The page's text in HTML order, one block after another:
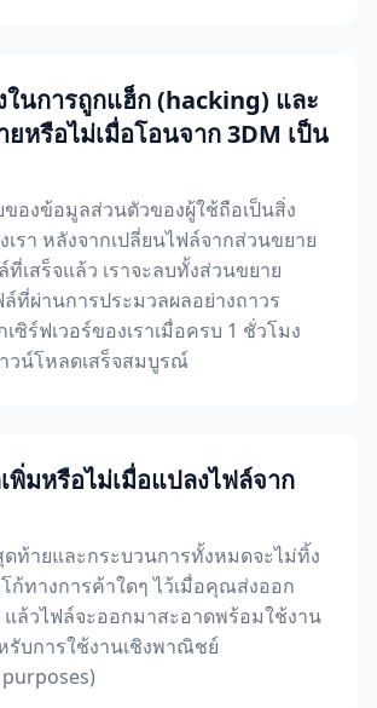
ในการถูกแฮ็ก (hacking) และ
หรือไม่เมื่อโอนจาก 3DM เป็น
องข้อมูลส่วนตัวของผู้ใช้ถือเป็นสิ่ง
รา หลังจากเปลี่ยนไฟล์จากส่วนขยาย
ที่เสร็จแล้ว เราจะลบทั้งส่วนขยาย
ที่ผ่านการประมวลผลอย่างถาวร
เซิร์ฟเวอร์ของเราเมื่อครบ 1 ชั่วโมง
วน์โหลดเสร็จสมบูรณ์
พิ่มหรือไม่เมื่อแปลงไฟล์จาก
ายและกระบวนการทั้งหมดจะไม่ทิ้ง
ก้ทางการค้าใดๆ ไว้เมื่อคุณส่งออก
แล้วไฟล์จะออกมาสะอาดพร้อมใช้งาน
รับการใช้งานเชิงพาณิชย์